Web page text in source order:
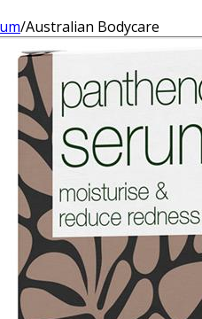
/Australian Bodycare